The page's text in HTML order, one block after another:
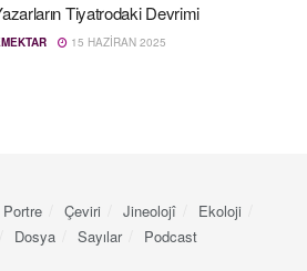
Tiyatrodaki Devrimi
15 HAZIRAN 2025
Portre Çeviri Jineolojî
Ekoloji
Dosya Sayılar Podcast